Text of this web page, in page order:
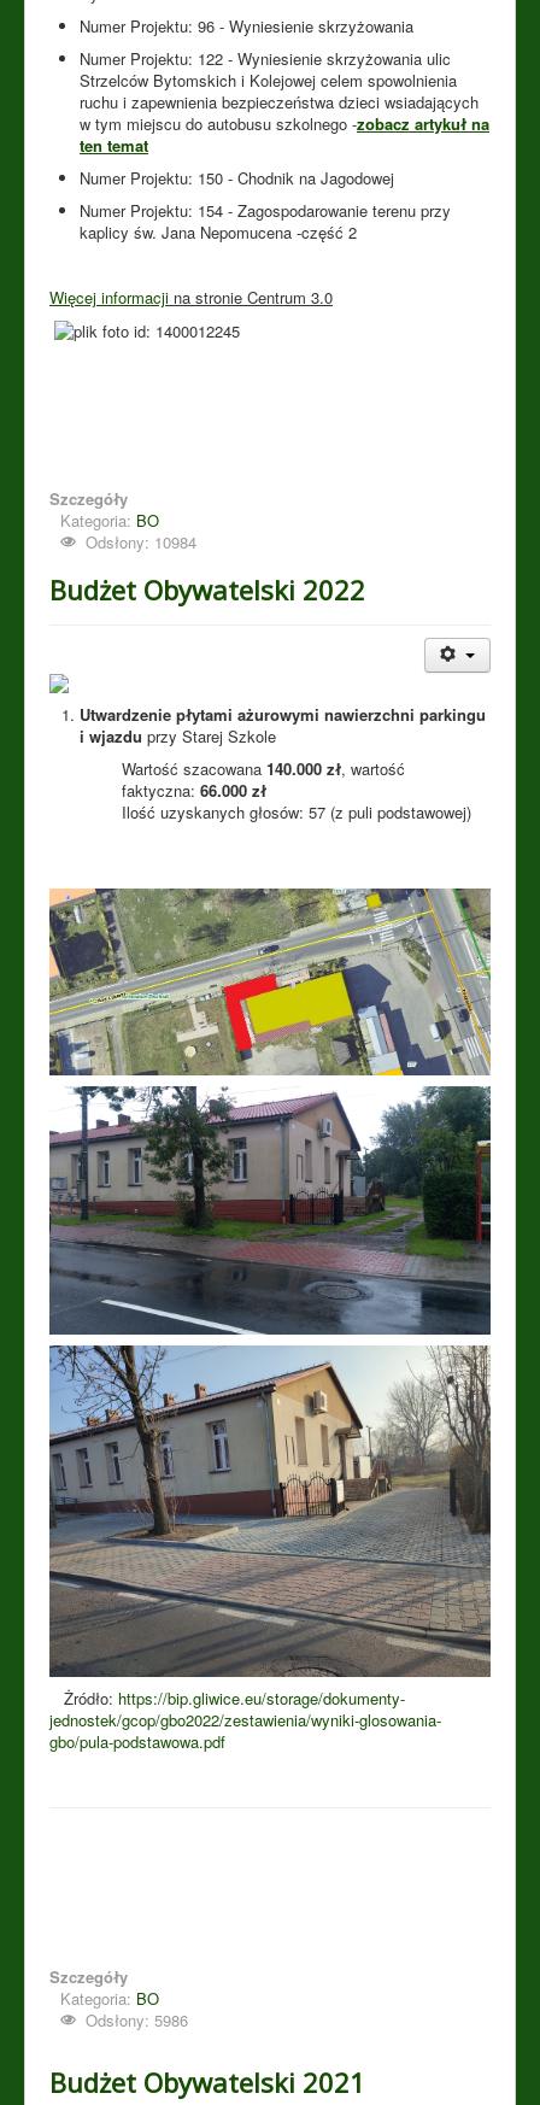
Numer Projektu: 96 - Wyniesienie skrzyżowania
Numer Projektu: 122 - Wyniesienie skrzyżowania ulic
Strzelców Bytomskich i Kolejowej celem spowolnienia
ruchu i zapewnienia bezpieczeństwa dzieci wsiadających
w tym miejscu do autobusu szkolnego -zobacz artykuł na
ten temat
Numer Projektu: 150 - Chodnik na Jagodowej
Numer Projektu: 154 - Zagospodarowanie terenu przy
kaplicy św. Jana Nepomucena -część 2
Więcej informacji na stronie Centrum 3.0
Szczegóły
Kategoria: BO
Odsłony: 10984
Budżet Obywatelski 2022
Utwardzenie płytami ażurowymi nawierzchni parkingu
i wjazdu przy Starej Szkole
Wartość szacowana 140.000 zł, wartość
faktyczna: 66.000 zł
Ilość uzyskanych głosów: 57 (z puli podstawowej)
Żródło: https://bip.gliwice.eu/storage/dokumenty-
jednostek/gcop/gbo2022/zestawienia/wyniki-glosowania-
gbo/pula-podstawowa.pdf
Szczegóły
Kategoria: BO
Odsłony: 5986
Budżet Obywatelski 2021